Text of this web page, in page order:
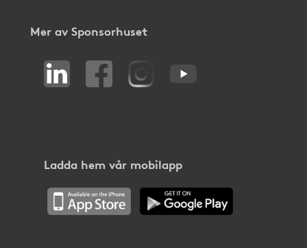
Mer av Sponsorhuset
Ladda hem vår mobilapp